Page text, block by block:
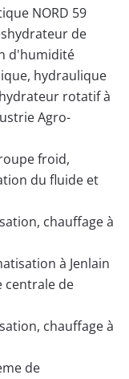
NORD 59
de
d'humidité
hydraulique
rotatif à
Agro-
froid,
du fluide et
chauffage à
à Jenlain
centrale de
chauffage à
de